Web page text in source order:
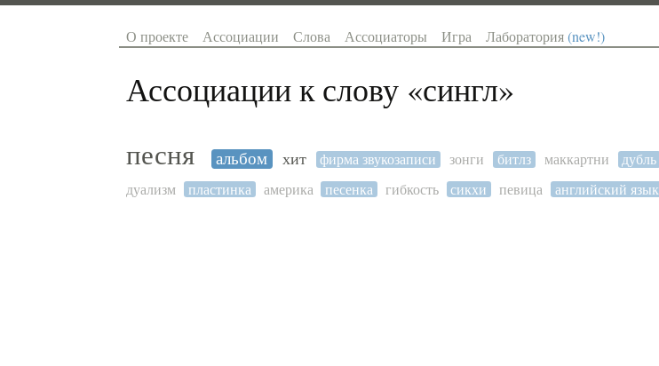
О проекте Ассоциации Слова Ассоциаторы Игра Лаборатория(new!)
Ассоциации к слову «сингл»
песня альбом хит фирма звукозаписи зонги битлз маккартни дубль
дуализм
пластинка америка песенка гибкость сикхи певица английский язык